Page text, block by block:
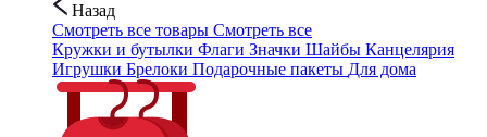
Назад
Смотреть все товары Смотреть все
Кружки и бутылки Флаги Значки Шайбы Канцелярия
Игрушки Брелоки Подарочные пакеты Для дома